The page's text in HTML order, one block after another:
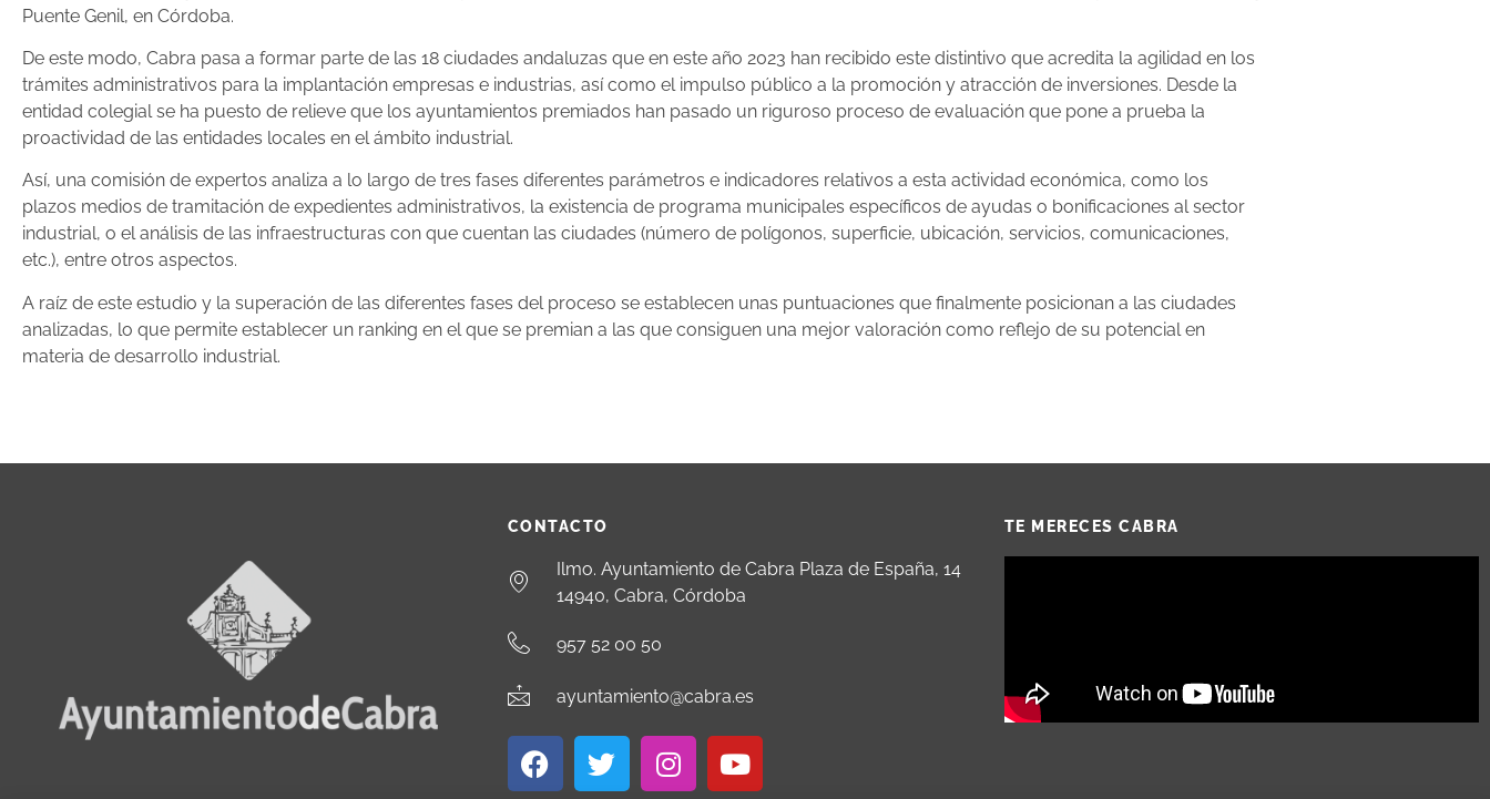
Puente Genil, en Córdoba.
De este modo, Cabra pasa a formar parte de las 18 ciudades andaluzas que en este año 2023 han recibido este distintivo que acredita la agilidad en los
trámites administrativos para la implantación empresas e industrias, así como el impulso público a la promoción y atracción de inversiones. Desde la
entidad colegial se ha puesto de relieve que los ayuntamientos premiados han pasado un riguroso proceso de evaluación que pone a prueba la
proactividad de las entidades locales en el ámbito industrial.
Así, una comisión de expertos analiza a lo largo de tres fases diferentes parámetros e indicadores relativos a esta actividad económica, como los
plazos medios de tramitación de expedientes administrativos, la existencia de programa municipales específicos de ayudas o bonificaciones al sector
industrial, o el análisis de las infraestructuras con que cuentan las ciudades (número de polígonos, superficie, ubicación, servicios, comunicaciones,
etc.), entre otros aspectos.
A raíz de este estudio y la superación de las diferentes fases del proceso se establecen unas puntuaciones que finalmente posicionan a las ciudades
analizadas, lo que permite establecer un ranking en el que se premian a las que consiguen una mejor valoración como reflejo de su potencial en
materia de desarrollo industrial.
CONTACTO
Ilmo. Ayuntamiento de Cabra Plaza de España, 14
14940, Cabra, Córdoba
957 52 00 50
ayuntamiento@cabra.es
TE MERECES CABRA